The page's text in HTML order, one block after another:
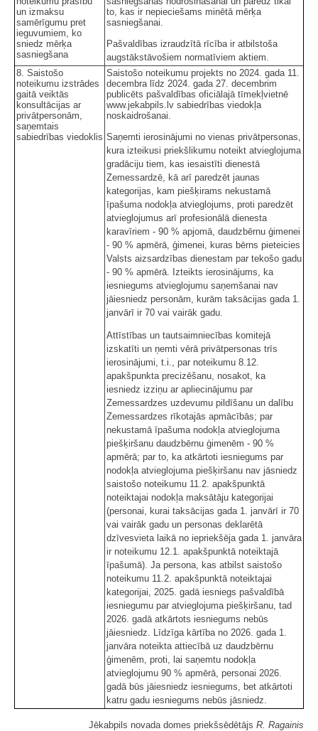
un izmaksu
samērīgumu pret
ieguvumiem, ko
sniedz mērķa
sasniegšana
to, kas ir nepieciešams minētā mērķa
sasniegšanai.
Pašvaldības izraudzītā rīcība ir atbilstoša
augstākstāvošiem normatīviem aktiem.
8. Saistošo
noteikumu izstrādes
gaitā veiktās
konsultācijas ar
privātpersonām,
saņemtais
sabiedrības viedoklis
Saistošo noteikumu projekts no 2024. gada 11.
decembra līdz 2024. gada 27. decembrim
publicēts pašvaldības oficiālajā tīmekļvietnē
www.jekabpils.lv sabiedrības viedokļa
noskaidrošanai.
Saņemti ierosinājumi no vienas privātpersonas,
kura izteikusi priekšlikumu noteikt atvieglojuma
gradāciju tiem, kas iesaistīti dienestā
Zemessardzē, kā arī paredzēt jaunas
kategorijas, kam piešķirams nekustamā
īpašuma nodokļa atvieglojums, proti paredzēt
atvieglojumus arī profesionālā dienesta
karavīriem - 90 % apjomā, daudzbērnu ģimenei
- 90 % apmērā, ģimenei, kuras bērns pieteicies
Valsts aizsardzības dienestam par tekošo gadu
- 90 % apmērā. Izteikts ierosinājums, ka
iesniegums atvieglojumu saņemšanai nav
jāiesniedz personām, kurām taksācijas gada 1.
janvārī ir 70 vai vairāk gadu.
Attīstības un tautsaimniecības komitejā
izskatīti un ņemti vērā privātpersonas trīs
ierosinājumi, t.i., par noteikumu 8.12.
apakšpunkta precizēšanu, nosakot, ka
iesniedz izziņu ar apliecinājumu par
Zemessardzes uzdevumu pildīšanu un dalību
Zemessardzes rīkotajās apmācībās; par
nekustamā īpašuma nodokļa atvieglojuma
piešķiršanu daudzbērnu ģimenēm - 90 %
apmērā; par to, ka atkārtoti iesniegums par
nodokļa atvieglojuma piešķiršanu nav jāsniedz
saistošo noteikumu 11.2. apakšpunktā
noteiktajai nodokļa maksātāju kategorijai
(personai, kurai taksācijas gada 1. janvārī ir 70
vai vairāk gadu un personas deklarētā
dzīvesvieta laikā no iepriekšēja gada 1. janvāra
ir noteikumu 12.1. apakšpunktā noteiktajā
īpašumā). Ja persona, kas atbilst saistošo
noteikumu 11.2. apakšpunktā noteiktajai
kategorijai, 2025. gadā iesniegs pašvaldībā
iesniegumu par atvieglojuma piešķiršanu, tad
2026. gadā atkārtots iesniegums nebūs
jāiesniedz. Līdzīga kārtība no 2026. gada 1.
janvāra noteikta attiecībā uz daudzbērnu
ģimenēm, proti, lai saņemtu nodokļa
atvieglojumu 90 % apmērā, personai 2026.
gadā būs jāiesniedz iesniegums, bet atkārtoti
katru gadu iesniegums nebūs jāsniedz.
Jēkabpils novada domes priekšsēdētājs R. Ragainis